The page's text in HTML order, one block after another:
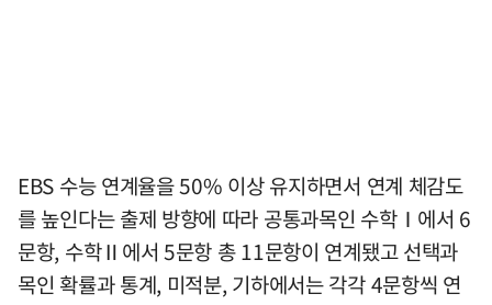
EBS 수능 연계율을 50% 이상 유지하면서 연계 체감도
를 높인다는 출제 방향에 따라 공통과목인 수학Ⅰ에서 6
문항, 수학Ⅱ에서 5문항 총 11문항이 연계됐고 선택과
목인 확률과 통계, 미적분, 기하에서는 각각 4문항씩 연